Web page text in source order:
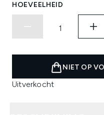
HOEVEELHEID
NIET OP
Uitverkocht